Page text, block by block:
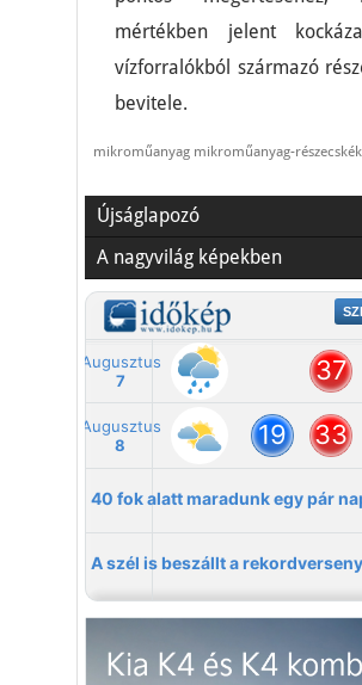
mértékben jelent
vízforralókból származó
bevitele.
mikroműanyag mikroműanyag-
Újságlapozó
A nagyvilág képekben